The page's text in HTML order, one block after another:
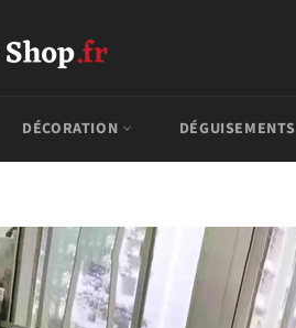
DÉCORATION DÉGUISEMENTS